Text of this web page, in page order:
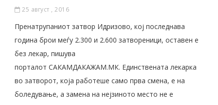
25 август , 2016
Пренатрупаниот затвор Идризово, кој последнава
година брои меѓу 2.300 и 2.600 затвореници, оставен е
без лекар, пишува
порталот САКАМДАКАЖАМ.МК. Единствената лекарка
во затворот, која работеше само прва смена, е на
боледување, а замена на нејзиното место не е